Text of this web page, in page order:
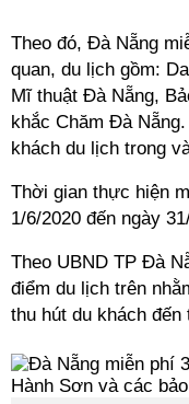
Theo đó, Đà Nẵng
quan, du lịch gồm:
Mĩ thuật Đà Nẵng,
khắc Chăm Đà
khách du lịch trong
Thời gian thực hiện
1/6/2020 đến ngày
Theo UBND TP Đà
điểm du lịch trên
thu hút du khách đến